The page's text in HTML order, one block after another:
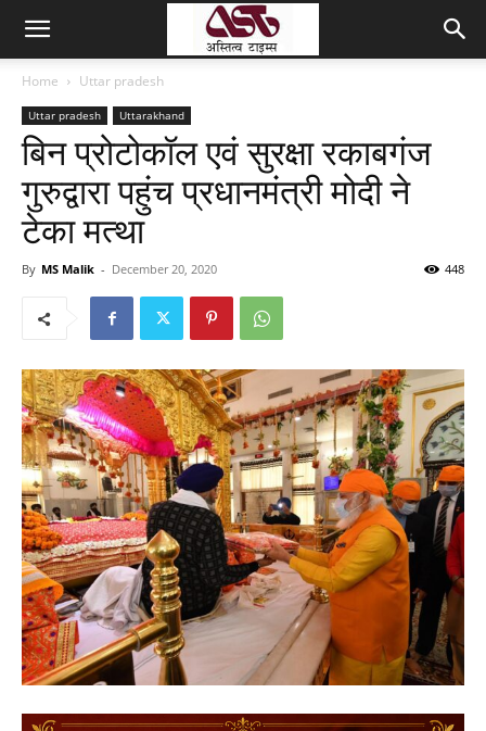
Home Uttar pradesh
Uttar pradesh Uttarakhand
बिन प्रोटोकॉल एवं सुरक्षा रकाबगंज
गुरुद्वारा पहुंच प्रधानमंत्री मोदी ने
टेका मत्था
By MS Malik - December 20, 2020 448